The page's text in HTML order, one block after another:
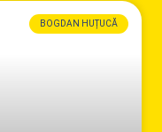
BOGDAN HUȚUCĂ